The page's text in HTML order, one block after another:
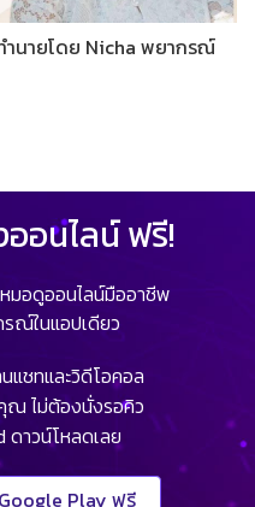
ำนายโดย Nicha พยากรณ์
อนไลน์ ฟรี!
มอดูออนไลน์มืออาชีพ
ณ์ในแอปเดียว
ชทและวิดีโอคอล
ณ ไม่ต้องนั่งรอคิว
ดาวน์โหลดเลย
Google Play ฟรี